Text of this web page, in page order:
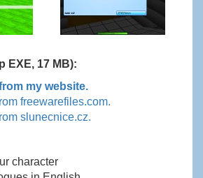
EXE, 17 MB):
my website.
freewarefiles.com.
slunecnice.cz.
character